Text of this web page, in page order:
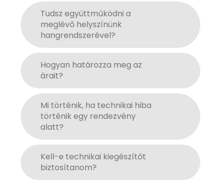
Tudsz együttműködni a
meglévő helyszínünk
hangrendszerével?
Hogyan határozza meg az
árait?
Mi történik, ha technikai hiba
történik egy rendezvény
alatt?
Kell-e technikai kiegészítőt
biztosítanom?